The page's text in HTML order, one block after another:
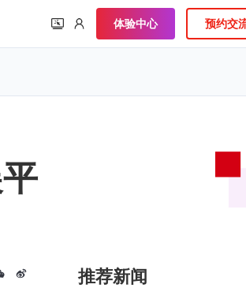
体验中心 预约交
推荐新闻